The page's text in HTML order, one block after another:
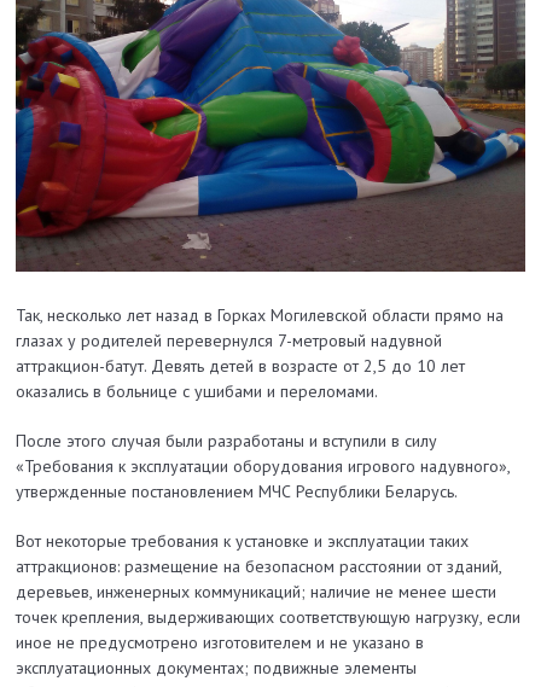
Так, несколько лет назад в Горках Могилевской области прямо на
глазах у родителей перевернулся 7-метровый надувной
аттракцион-батут. Девять детей в возрасте от 2,5 до 10 лет
оказались в больнице с ушибами и переломами.
После этого случая были разработаны и вступили в силу
«Требования к эксплуатации оборудования игрового надувного»,
утвержденные постановлением МЧС Республики Беларусь.
Вот некоторые требования к установке и эксплуатации таких
аттракционов: размещение на безопасном расстоянии от зданий,
деревьев, инженерных коммуникаций; наличие не менее шести
точек крепления, выдерживающих соответствующую нагрузку, если
иное не предусмотрено изготовителем и не указано в
эксплуатационных документах; подвижные элементы